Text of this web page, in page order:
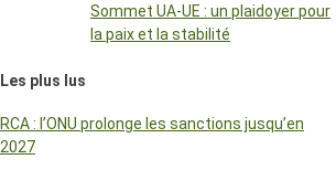
Sommet UA-UE : un plaidoyer pour
la paix et la stabilité
Les plus lus
RCA : l’ONU prolonge les sanctions jusqu’en
2027